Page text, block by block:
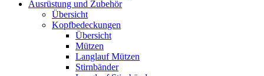
Ausrüstung und Zubehör
Übersicht
Kopfbedeckungen
Übersicht
Mützen
Langlauf Mützen
Stirnbänder